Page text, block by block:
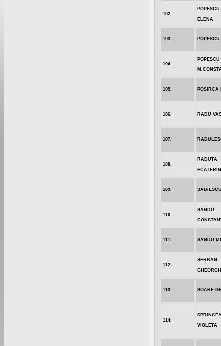
102.
ELENA
103.
104.
POPESCU
105. POSIRCA
106. RADU
107.
108.
RADUTA
109.
110.
SANDU
111. SANDU
112.
SERBAN
113. SOARE
114.
VIOLETA